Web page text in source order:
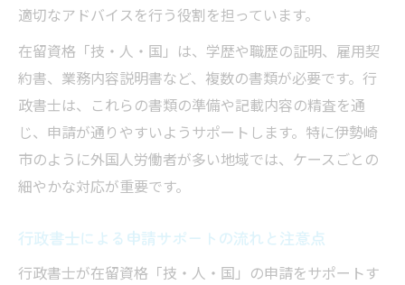
適切なアドバイスを行う役割を担っています。
在留資格「技・人・国」は、学歴や職歴の証明、雇用契
約書、業務内容説明書など、複数の書類が必要です。行
政書士は、これらの書類の準備や記載内容の精査を通
じ、申請が通りやすいようサポートします。特に伊勢崎
市のように外国人労働者が多い地域では、ケースごとの
細やかな対応が重要です。
行政書士による申請サポートの流れと注意点
行政書士が在留資格「技・人・国」の申請をサポートす